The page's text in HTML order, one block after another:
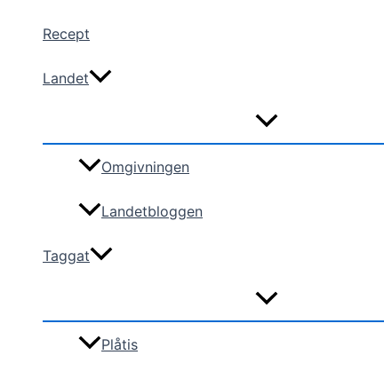
Recept
Landet
Omgivningen
Landetbloggen
Taggat
Plåtis